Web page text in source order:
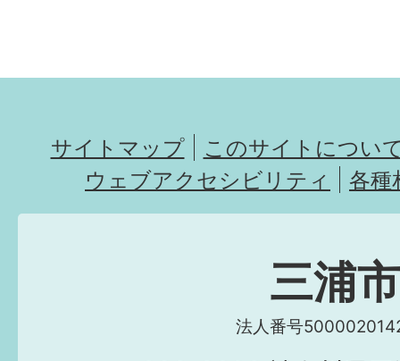
サイトマップ
このサイトについ
ウェブアクセシビリティ
各種
三浦市
法人番号